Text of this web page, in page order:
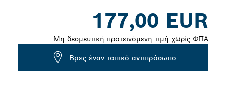
177,00 EUR
Μη δεσμευτική προτεινόμενη τιμή χωρίς ΦΠΑ
Βρες έναν τοπικό αντιπρόσωπο